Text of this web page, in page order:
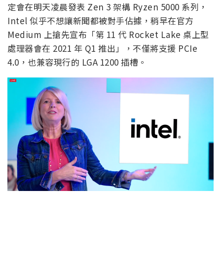
定會在明天凌晨發表 Zen 3 架構 Ryzen 5000 系列，
Intel 似乎不想讓新聞都被對手佔據，稍早在官方
Medium 上搶先宣布「第 11 代 Rocket Lake 桌上型
處理器會在 2021 年 Q1 推出」，不僅將支援 PCIe
4.0，也兼容現行的 LGA 1200 插槽。